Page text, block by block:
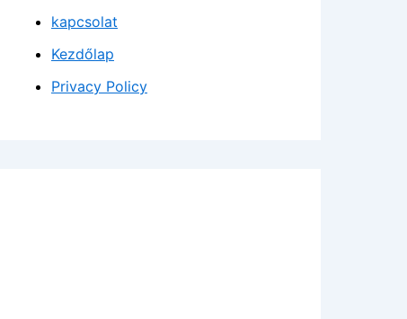
kapcsolat
Kezdőlap
Privacy Policy